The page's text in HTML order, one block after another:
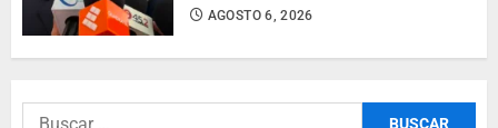
AGOSTO 6, 2026